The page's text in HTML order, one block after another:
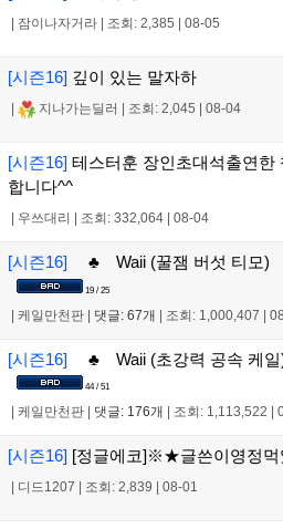
잠이나자거라 조회: 2,385 08-05
[시즌16] 깊이 있는 말자하
지나가는딜러 조회: 2,045 08-04
[시즌16] 테스터훈 장인초대석출연한
합니다^^
우쓰대리 조회: 332,064 08-04
[시즌16] ♣ Waii (꿀잼 버섯 티모)
19 / 25
| 케일만천판 | 댓글: 67개 | 조회: 1,000,407 |
[시즌16] ♣ Waii (초강력 공속 케
44 / 51
케일만천판 댓글: 176개 조회: 1,113,522
[시즌16] [정글에코]※★글쓴이영정
디드1207 조회: 2,839 08-01